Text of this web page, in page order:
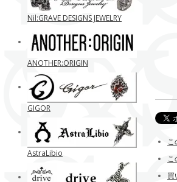
こ
こ
買
Nil:GRAVE DESIGNS JEWELRY
ANOTHER:ORIGIN
GIGOR
AstraLibio